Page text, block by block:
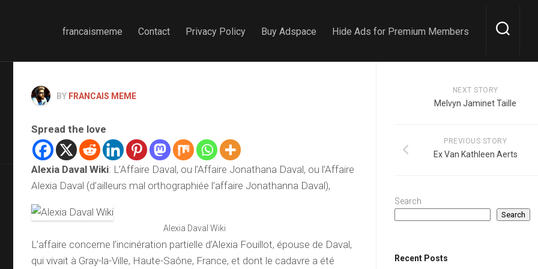
francaismeme Contact Privacy Policy Buy Adspace Hide Ads for Premium Members
BY FRANCAIS MEME
Spread the love
Alexia Daval Wiki: L’Affaire Daval, ou l’Affaire Jonathana Daval, ou l’Affaire
Alexia Daval (d’ailleurs mal orthographiée l’affaire Jonathanna Daval),
Alexia Daval Wiki
L’affaire concerne l’incinération partielle d’Alexia Fouillot, épouse de Daval,
qui vivait à Gray-la-Ville, Haute-Saône, France, et dont le cadavre a été
NEXT STORY
Melvyn Jaminet Taille
PREVIOUS STORY
Ex Van Kathleen Aerts
Search
Search
Recent Posts